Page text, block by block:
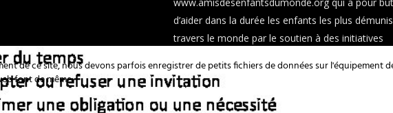
d’aider dans la durée les enfants les plus
travers le monde par le soutien à des initiatives
MENTIONS LÉGALES POLITIQUE DE PROTECTION
de ce site, nous devons parfois enregistrer de petits fichiers de données sur l'équipement
font de même.